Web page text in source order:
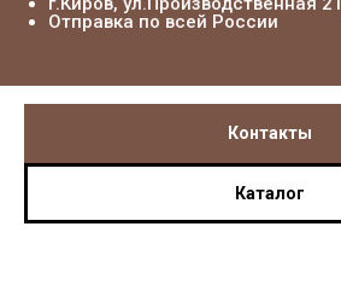
Отправка по всей России
Контакты
Каталог